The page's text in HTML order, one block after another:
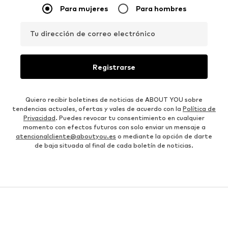
Para mujeres Para hombres
Tu dirección de correo electrónico
Registrarse
Quiero recibir boletines de noticias de ABOUT YOU sobre
tendencias actuales, ofertas y vales de acuerdo con la Política de
Privacidad. Puedes revocar tu consentimiento en cualquier
momento con efectos futuros con solo enviar un mensaje a
atencionalcliente@aboutyou.es o mediante la opción de darte
de baja situada al final de cada boletín de noticias.